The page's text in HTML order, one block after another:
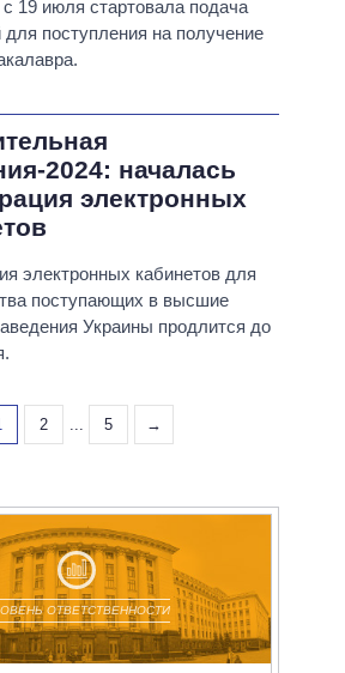
19 июля стартовала подача
для поступления на получение
2024: началась
электронных
электронных кабинетов для
поступающих в высшие
Украины продлится до
2 ... 5 →
ОТВЕТСТВЕННОСТИ